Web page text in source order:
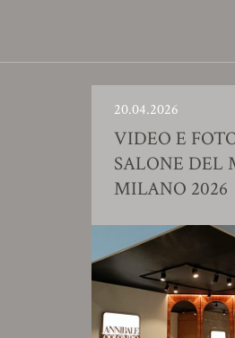
20.04.2026
VIDEO E
SALONE DEL
MILANO 2026